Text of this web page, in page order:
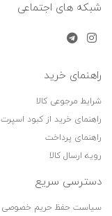
شبکه های اجتماعی
راهنمای خرید
شرایط مرجوعی کالا
راهنمای خرید از کبود اسپرت
راهنمای پرداخت
رویه ارسال کالا
دسترسی سریع
سیاست حفظ حریم خصوصی